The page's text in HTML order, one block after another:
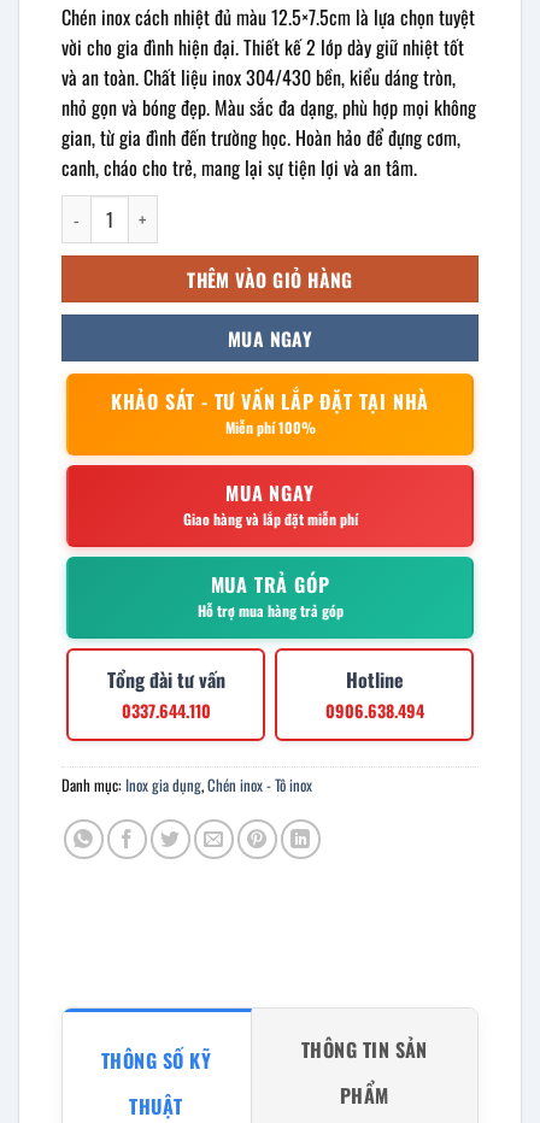
Chén inox cách nhiệt đủ màu 12.5×7.5cm là lựa chọn tuyệt
vời cho gia đình hiện đại. Thiết kế 2 lớp dày giữ nhiệt tốt
và an toàn. Chất liệu inox 304/430 bền, kiểu dáng tròn,
nhỏ gọn và bóng đẹp. Màu sắc đa dạng, phù hợp mọi không
gian, từ gia đình đến trường học. Hoàn hảo để đựng cơm,
canh, cháo cho trẻ, mang lại sự tiện lợi và an tâm.
chén inox cách nhiệt đủ màu 12.5x7.5cm số lượng
THÊM VÀO GIỎ HÀNG
MUA NGAY
KHẢO SÁT - TƯ VẤN LẮP ĐẶT TẠI NHÀ
Miễn phí 100%
MUA NGAY
Giao hàng và lắp đặt miễn phí
MUA TRẢ GÓP
Hỗ trợ mua hàng trả góp
Tổng đài tư vấn
0337.644.110
Hotline
0906.638.494
Danh mục: Inox gia dụng,Chén inox - Tô inox
THÔNG SỐ KỸ
THUẬT
THÔNG TIN SẢN
PHẨM